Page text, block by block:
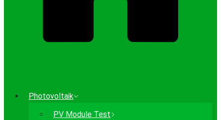
Photovoltaik
PV Module Test